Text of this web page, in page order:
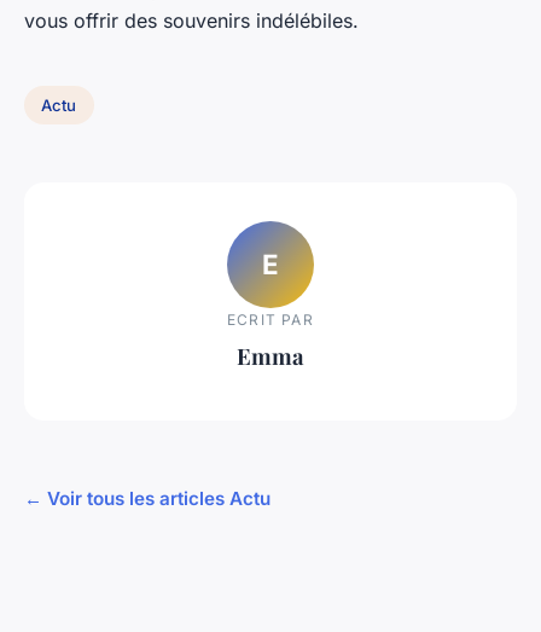
vous offrir des souvenirs indélébiles.
Actu
E
ECRIT PAR
Emma
← Voir tous les articles Actu